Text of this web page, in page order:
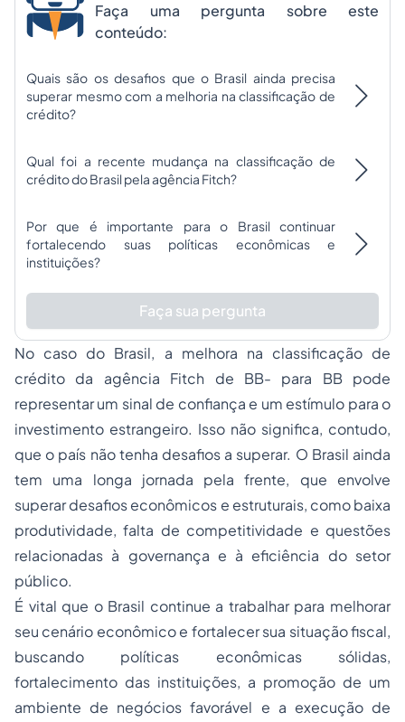
Faça uma pergunta sobre este
conteúdo:
Quais são os desafios que o Brasil ainda precisa
superar mesmo com a melhoria na classificação de
crédito?
Qual foi a recente mudança na classificação de
crédito do Brasil pela agência Fitch?
Por que é importante para o Brasil continuar
fortalecendo suas políticas econômicas e
instituições?
Faça sua pergunta
No caso do Brasil, a melhora na classificação de
crédito da agência Fitch de BB- para BB pode
representar um sinal de confiança e um estímulo para o
investimento estrangeiro. Isso não significa, contudo,
que o país não tenha desafios a superar. O Brasil ainda
tem uma longa jornada pela frente, que envolve
superar desafios econômicos e estruturais, como baixa
produtividade, falta de competitividade e questões
relacionadas à governança e à eficiência do setor
público.
É vital que o Brasil continue a trabalhar para melhorar
seu cenário econômico e fortalecer sua situação fiscal,
buscando políticas econômicas sólidas,
fortalecimento das instituições, a promoção de um
ambiente de negócios favorável e a execução de